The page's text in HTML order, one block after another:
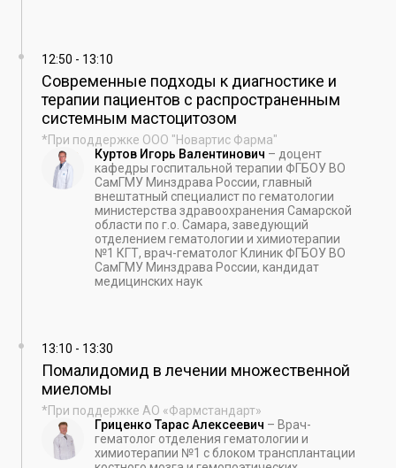
12:50 - 13:10
Современные подходы к диагностике и
терапии пациентов с распространенным
системным мастоцитозом
*При поддержке ООО "Новартис Фарма"
Куртов Игорь Валентинович – доцент
кафедры госпитальной терапии ФГБОУ ВО
СамГМУ Минздрава России, главный
внештатный специалист по гематологии
министерства здравоохранения Самарской
области по г.о. Самара, заведующий
отделением гематологии и химиотерапии
№1 КГТ, врач-гематолог Клиник ФГБОУ ВО
СамГМУ Минздрава России, кандидат
медицинских наук
13:10 - 13:30
Помалидомид в лечении множественной
миеломы
*При поддержке АО «Фармстандарт»
Гриценко Тарас Алексеевич – Врач-
гематолог отделения гематологии и
химиотерапии №1 с блоком трансплантации